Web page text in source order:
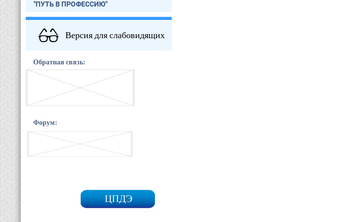
"ПУТЬ В ПРОФЕССИЮ"
Версия для слабовидящих
Обратная связь:
Форум: